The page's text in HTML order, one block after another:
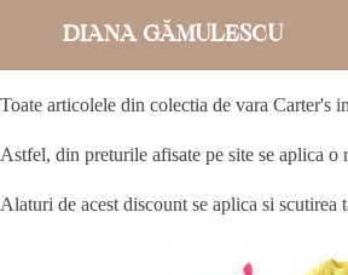
DIANA GĂMULESCU
Toate articolele din colectia de vara Carter's
Astfel, din preturile afisate pe site se aplica
Alaturi de acest discount se aplica si scutirea